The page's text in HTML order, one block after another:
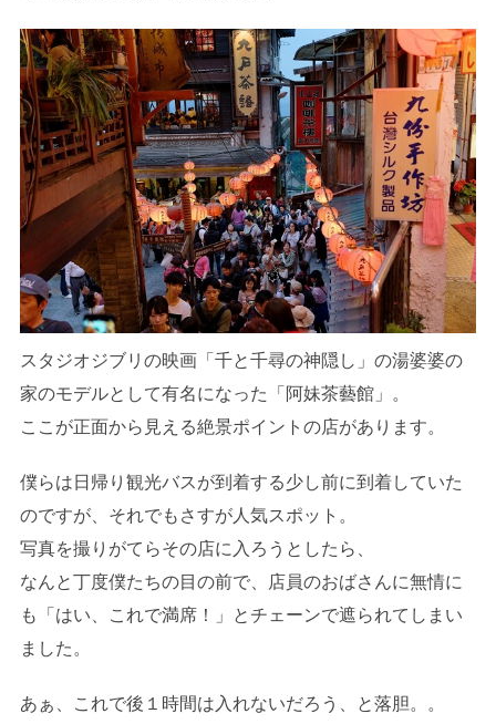
スタジオジブリの映画「千と千尋の神隠し」の湯婆婆の
家のモデルとして有名になった「阿妹茶藝館」。
ここが正面から見える絶景ポイントの店があります。
僕らは日帰り観光バスが到着する少し前に到着していた
のですが、それでもさすが人気スポット。
写真を撮りがてらその店に入ろうとしたら、
なんと丁度僕たちの目の前で、店員のおばさんに無情に
も「はい、これで満席！」とチェーンで遮られてしまい
ました。
あぁ、これで後１時間は入れないだろう、と落胆。。